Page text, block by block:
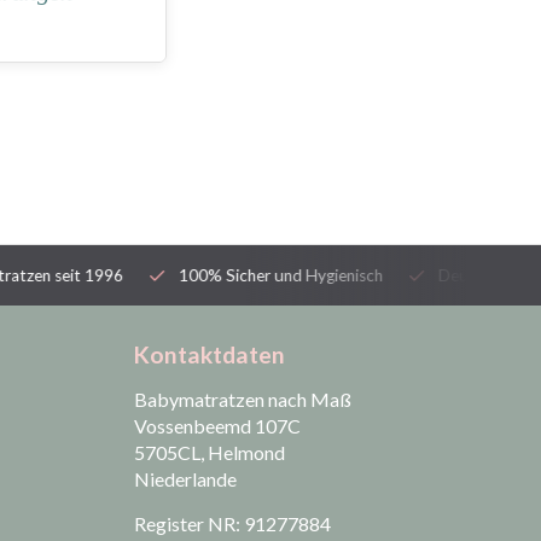
seit 1996 100% Sicher und Hygienisch Deutschlands
Kontaktdaten
Babymatratzen nach Maß
Vossenbeemd 107C
5705CL, Helmond
Niederlande
Register NR: 91277884